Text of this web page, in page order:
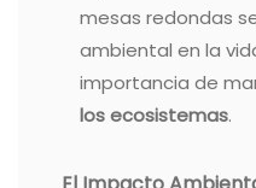
mesas redondas
ambiental en la
importancia de
los ecosistemas.